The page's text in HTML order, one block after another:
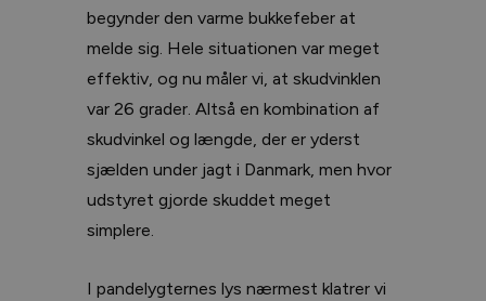
begynder den varme bukkefeber at
melde sig. Hele situationen var meget
effektiv, og nu måler vi, at skudvinklen
var 26 grader. Altså en kombination af
skudvinkel og længde, der er yderst
sjælden under jagt i Danmark, men hvor
udstyret gjorde skuddet meget
simplere.
I pandelygternes lys nærmest klatrer vi